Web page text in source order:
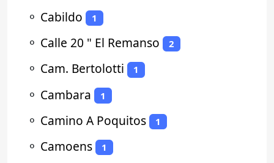
⚬ Cabildo 1
⚬ Calle 20 " El Remanso 2
⚬ Cam. Bertolotti 1
⚬ Cambara 1
⚬ Camino A Poquitos 1
⚬ Camoens 1